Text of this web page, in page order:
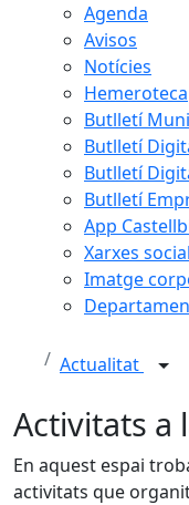
Agenda
Avisos
Notícies
Hemeroteca
Butlletí
Butlletí
Butlletí
Butlletí
App
Xarxes
Imatge
Actualitat
Activitats a
En aquest espai
activitats que